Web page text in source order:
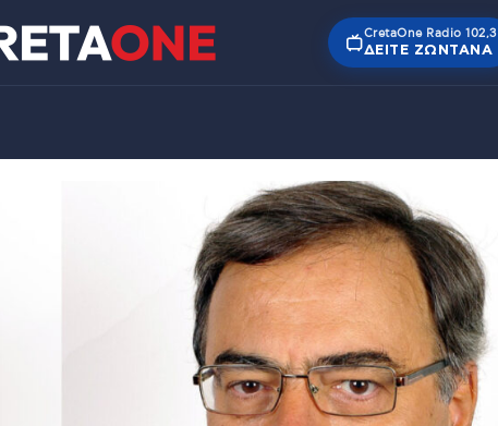
CretaOne Radio 102,3
ΔΕΊΤΕ ΖΩΝΤΑΝΆ